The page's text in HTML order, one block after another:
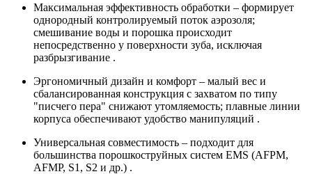
Максимальная эффективность обработки – формирует
однородный контролируемый поток аэрозоля;
смешивание воды и порошка происходит
непосредственно у поверхности зуба, исключая
разбрызгивание .
Эргономичный дизайн и комфорт – малый вес и
сбалансированная конструкция с захватом по типу
"писчего пера" снижают утомляемость; плавные линии
корпуса обеспечивают удобство манипуляций .
Универсальная совместимость – подходит для
большинства порошкоструйных систем EMS (AFPM,
AFMP, S1, S2 и др.) .